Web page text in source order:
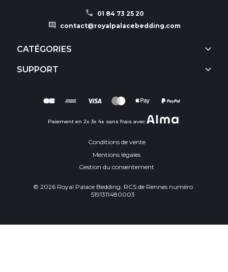
call 01 84 73 25 20
comment contact@royalpalacebedding.com
CATÉGORIES keyboard_arrow_down
SUPPORT keyboard_arrow_down
Paiement en 2x 3x 4x sans frais avec
© 2026 Royal Palace Bedding. RCS de Rennes numéro
5191311480003
Conditions de vente
Mentions légales
Gestion du consentement